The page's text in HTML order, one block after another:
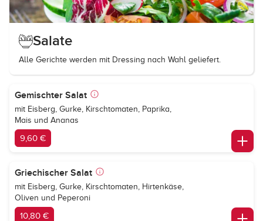
Salate
Alle Gerichte werden mit Dressing nach Wahl geliefert.
Gemischter Salat
mit Eisberg, Gurke, Kirschtomaten, Paprika,
Mais und Ananas
9,60 €
Griechischer Salat
mit Eisberg, Gurke, Kirschtomaten, Hirtenkäse,
Oliven und Peperoni
10,80 €